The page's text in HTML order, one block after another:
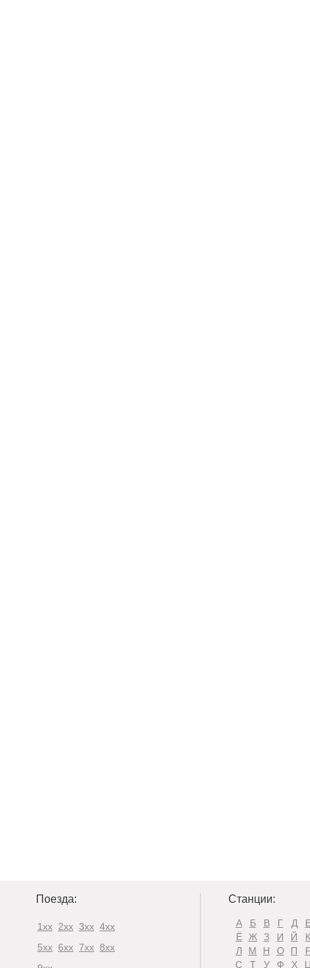
Поезда:
1xx 2xx 3xx 4xx
5xx 6xx 7xx 8xx
Станции:
А Б В Г Д
Ё
Ж З И Й
К
Л
М Н О П
С
Т У Ф Х